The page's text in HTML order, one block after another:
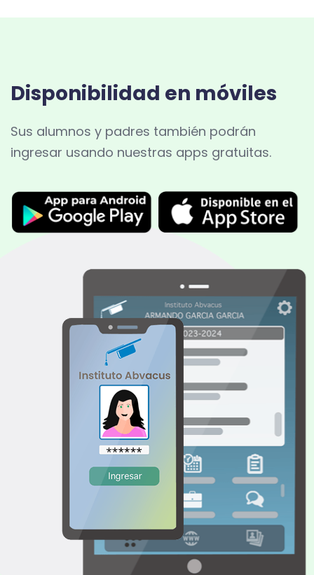
Disponibilidad en móviles
Sus alumnos y padres también podrán
ingresar usando nuestras apps gratuitas.